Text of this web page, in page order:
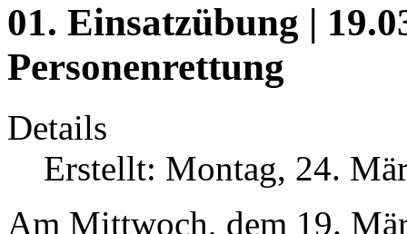
01. Einsatzübung |
Personenrettung
Details
Erstellt: Montag, 24.
Am Mittwoch, dem 19.